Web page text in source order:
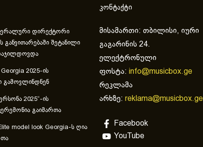
დირექტორი
შეტანილი
2025-ის
გამოვლინდნენ
2025“-ის
გაიმართა
model look Georgia-ს ღია
კონტაქტი
მისამართი: თბილისი, იური
გაგარინის 24.
ელექტრონული
ფოსტა: info@musicbox.ge
რეკლამა
არხზე: reklama@musicbox.ge
Facebook
YouTube